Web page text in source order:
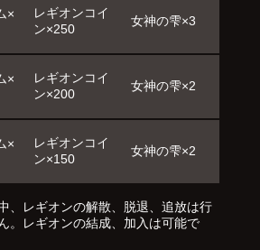
×
レギオンコイ
ン×250
女神の雫×3
×
レギオンコイ
ン×200
女神の雫×2
×
レギオンコイ
ン×150
女神の雫×2
、レギオンの解散、脱退、追放は行
。レギオンの結成、加入は可能で